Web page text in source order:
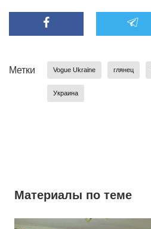
Метки Vogue Ukraine глянец
Украина
Материалы по теме